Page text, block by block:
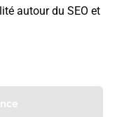
autour du SEO et